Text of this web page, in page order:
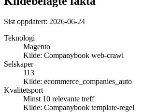
Sist oppdatert: 2026-06-24
Teknologi
Magento
Kilde: Companybook web-crawl
Selskaper
113
Kilde: ecommerce_companies_auto
Kvalitetsport
Minst 10 relevante treff
Kilde: Companybook template-regel